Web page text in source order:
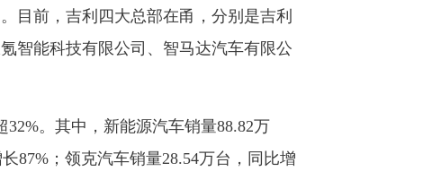
目前，吉利四大总部在甬，分别是吉利
智能科技有限公司、智马达汽车有限公
。其中，新能源汽车销量88.82万
87%；‌领克汽车销量28.54万台，同比增